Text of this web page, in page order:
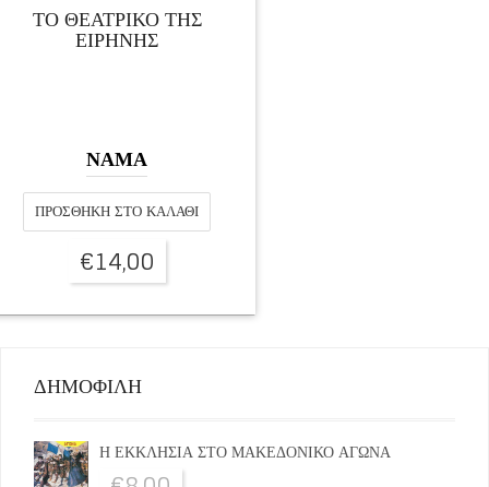
ΤΟ ΘΕΑΤΡΙΚΟ ΤΗΣ
ΕΙΡΗΝΗΣ
ΝΑΜΑ
ΠΡΟΣΘΉΚΗ ΣΤΟ ΚΑΛΆΘΙ
€14,00
ΔΗΜΟΦΙΛΗ
Η ΕΚΚΛΗΣΙΑ ΣΤΟ ΜΑΚΕΔΟΝΙΚΟ ΑΓΩΝΑ